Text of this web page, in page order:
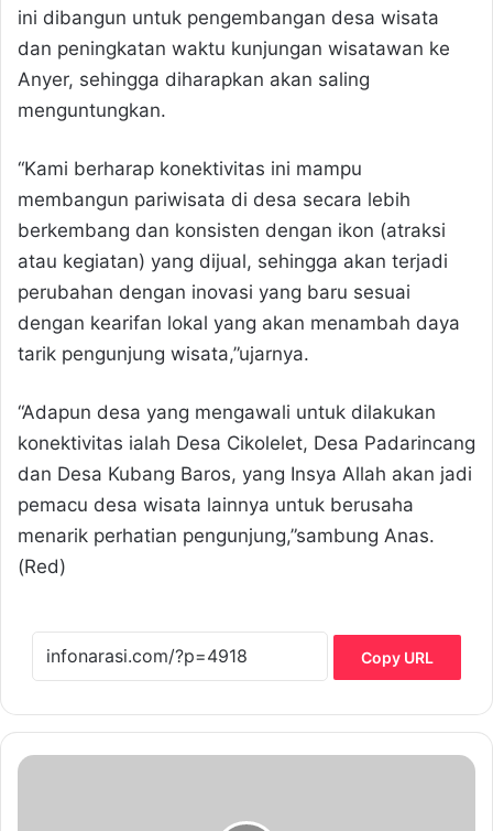
ini dibangun untuk pengembangan desa wisata
dan peningkatan waktu kunjungan wisatawan ke
Anyer, sehingga diharapkan akan saling
menguntungkan.
“Kami berharap konektivitas ini mampu
membangun pariwisata di desa secara lebih
berkembang dan konsisten dengan ikon (atraksi
atau kegiatan) yang dijual, sehingga akan terjadi
perubahan dengan inovasi yang baru sesuai
dengan kearifan lokal yang akan menambah daya
tarik pengunjung wisata,”ujarnya.
“Adapun desa yang mengawali untuk dilakukan
konektivitas ialah Desa Cikolelet, Desa Padarincang
dan Desa Kubang Baros, yang Insya Allah akan jadi
pemacu desa wisata lainnya untuk berusaha
menarik perhatian pengunjung,”sambung Anas.
(Red)
Copy URL
B